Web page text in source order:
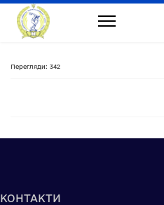
Перегляди: 342
КОНТАКТИ